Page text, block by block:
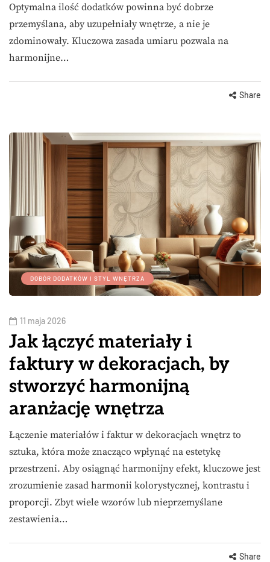
Optymalna ilość dodatków powinna być dobrze
przemyślana, aby uzupełniały wnętrze, a nie je
zdominowały. Kluczowa zasada umiaru pozwala na
harmonijne…
Share
DOBÓR DODATKÓW I STYL WNĘTRZA
11 maja 2026
Jak łączyć materiały i
faktury w dekoracjach, by
stworzyć harmonijną
aranżację wnętrza
Łączenie materiałów i faktur w dekoracjach wnętrz to
sztuka, która może znacząco wpłynąć na estetykę
przestrzeni. Aby osiągnąć harmonijny efekt, kluczowe jest
zrozumienie zasad harmonii kolorystycznej, kontrastu i
proporcji. Zbyt wiele wzorów lub nieprzemyślane
zestawienia…
Share